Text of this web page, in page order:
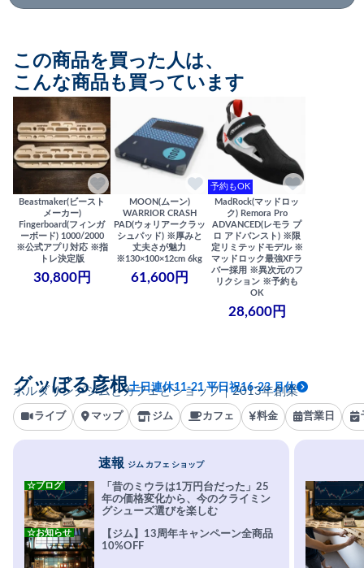
この商品を買った人は、
こんな商品も買っています
Beastmaker(ビースト
メーカー)
Fingerboard(フィンガ
ーボード) 1000/2000
※公式アプリ対応 ※指
トレ決定版
30,800円
MOON(ムーン)
WARRIOR CRASH
PAD(ウォリアークラッ
シュパッド) ※厚みと
丈夫さが魅力
※130×100×12cm 6kg
61,600円
予約もOK
MadRock(マッドロッ
ク) Remora Pro
ADVANCED(レモラ プ
ロ アドバンスト) ※限
定リミテッドモデル ※
マッドロック最強XFラ
バー採用 ※異次元のフ
リクション ※予約も
OK
28,600円
ボルダリングジムとカフェとショップ｜2013年創業
グッぼる彦根土日連休11-21 平日祝16-23 月休
ライブ マップ ジム カフェ 料金 営業日
速報 ジム カフェ ショップ
「昔のミウラは1万円台だった」25
年の価格変化から、今のクライミン
グシューズ選びを楽しむ
☆ブログ
【ジム】13周年キャンペーン全商品
10%OFF
☆お知らせ